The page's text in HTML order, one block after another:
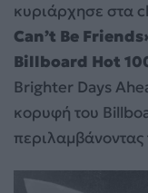
κυριάρχησε στα
Can’t Be
Billboard Hot
Brighter Days
κορυφή του
περιλαμβάνοντας